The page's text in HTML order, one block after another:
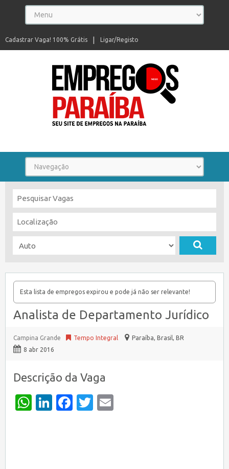
Ligar/Registo
Cadastrar Vaga! 100% Grátis
Esta lista de empregos expirou e pode já não ser relevante!
Analista de Departamento Jurídico
Campina Grande Tempo Integral Paraíba, Brasil, BR
8 abr 2016
Descrição da Vaga
WhatsApp
LinkedIn
Facebook
Twitter